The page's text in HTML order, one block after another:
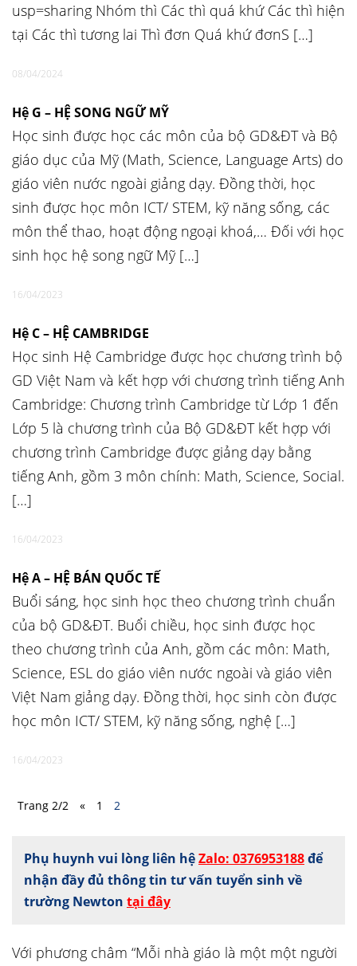
usp=sharing Nhóm thì Các thì quá khứ Các thì hiện
tại Các thì tương lai Thì đơn Quá khứ đơnS […]
08/04/2024
Hệ G – HỆ SONG NGỮ MỸ
Học sinh được học các môn của bộ GD&ĐT và Bộ
giáo dục của Mỹ (Math, Science, Language Arts) do
giáo viên nước ngoài giảng dạy. Đồng thời, học
sinh được học môn ICT/ STEM, kỹ năng sống, các
môn thể thao, hoạt động ngoại khoá,… Đối với học
sinh học hệ song ngữ Mỹ […]
16/04/2023
Hệ C – HỆ CAMBRIDGE
Học sinh Hệ Cambridge được học chương trình bộ
GD Việt Nam và kết hợp với chương trình tiếng Anh
Cambridge: Chương trình Cambridge từ Lớp 1 đến
Lớp 5 là chương trình của Bộ GD&ĐT kết hợp với
chương trình Cambridge được giảng dạy bằng
tiếng Anh, gồm 3 môn chính: Math, Science, Social.
[…]
16/04/2023
Hệ A – HỆ BÁN QUỐC TẾ
Buổi sáng, học sinh học theo chương trình chuẩn
của bộ GD&ĐT. Buổi chiều, học sinh được học
theo chương trình của Anh, gồm các môn: Math,
Science, ESL do giáo viên nước ngoài và giáo viên
Việt Nam giảng dạy. Đồng thời, học sinh còn được
học môn ICT/ STEM, kỹ năng sống, nghệ […]
16/04/2023
Trang 2/2 « 1 2
Phụ huynh vui lòng liên hệZalo: 0376953188để
nhận đầy đủ thông tin tư vấn tuyển sinh về
trường Newton tại đây
Với phương châm “Mỗi nhà giáo là một một người